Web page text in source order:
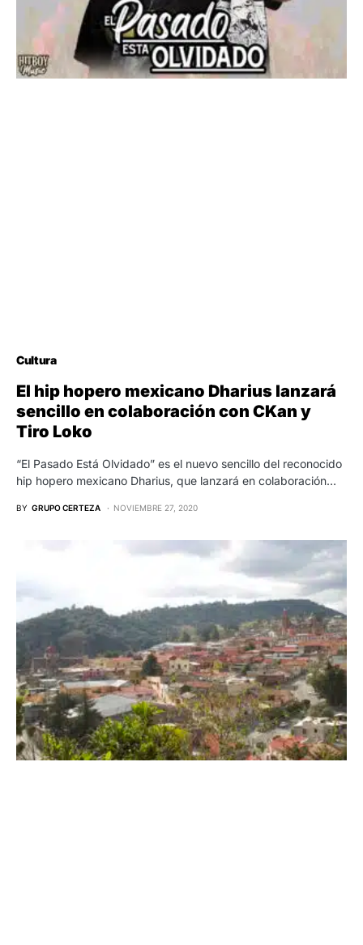
Cultura
El hip hopero mexicano Dharius lanzará
sencillo en colaboración con CKan y
Tiro Loko
“El Pasado Está Olvidado” es el nuevo sencillo del reconocido
hip hopero mexicano Dharius, que lanzará en colaboración…
BY GRUPO CERTEZA NOVIEMBRE 27, 2020